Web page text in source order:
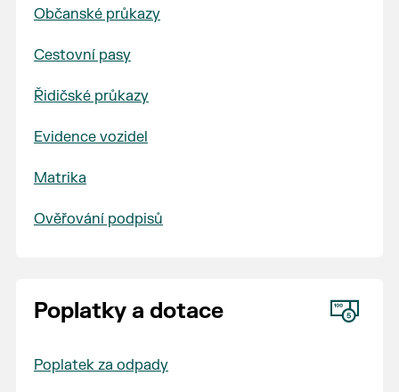
Občanské průkazy
Cestovní pasy
Řidičské průkazy
Evidence vozidel
Matrika
Ověřování podpisů
Poplatky a dotace
Poplatek za odpady